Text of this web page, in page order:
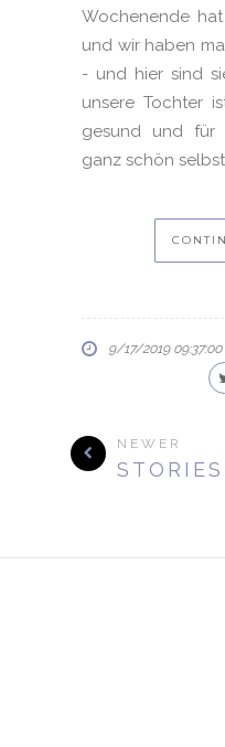
Wochenende
und wir haben
- und hier sind
unsere Tochter
gesund und für
ganz schön
9/17/2019
NEWER
STORIES